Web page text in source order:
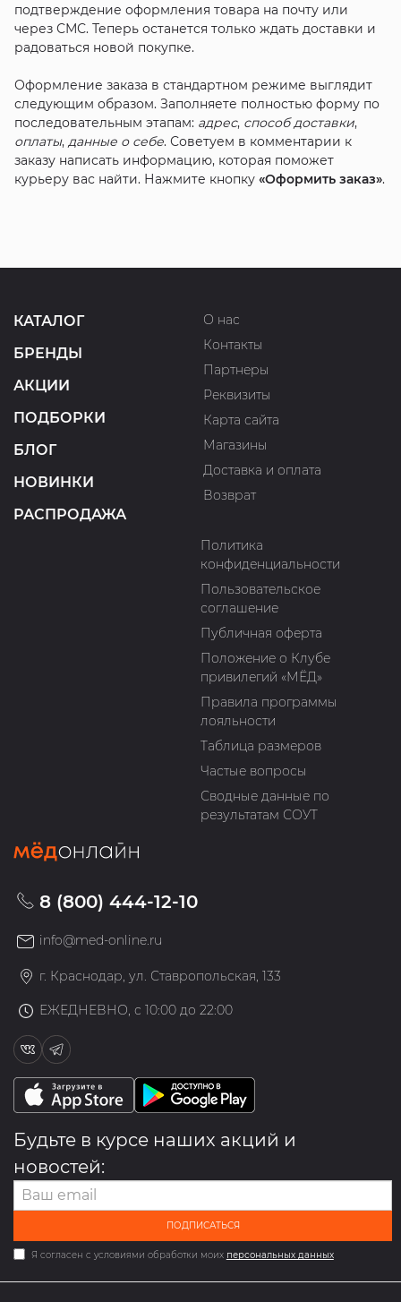
подтверждение оформления товара на почту или
через СМС. Теперь останется только ждать доставки и
радоваться новой покупке.
Оформление заказа в стандартном режиме выглядит
следующим образом. Заполняете полностью форму по
последовательным этапам: адрес, способ доставки,
оплаты, данные о себе. Советуем в комментарии к
заказу написать информацию, которая поможет
курьеру вас найти. Нажмите кнопку «Оформить заказ».
КАТАЛОГ
БРЕНДЫ
АКЦИИ
ПОДБОРКИ
БЛОГ
НОВИНКИ
РАСПРОДАЖА
О нас
Контакты
Партнеры
Реквизиты
Карта сайта
Магазины
Доставка и оплата
Возврат
Политика
конфиденциальности
Пользовательское
соглашение
Публичная оферта
Положение о Клубе
привилегий «МЁД»
Правила программы
лояльности
Таблица размеров
Частые вопросы
Сводные данные по
результатам СОУТ
8 (800) 444-12-10
info@med-online.ru
г. Краснодар, ул. Ставропольская, 133
ЕЖЕДНЕВНО, с 10:00 до 22:00
Будьте в курсе наших акций и
новостей:
ПОДПИСАТЬСЯ
Я согласен с условиями обработки моих персональных данных